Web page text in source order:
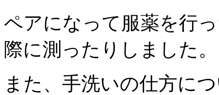
ペアになって服薬を行
際に測ったりしました。
また、手洗いの仕方に